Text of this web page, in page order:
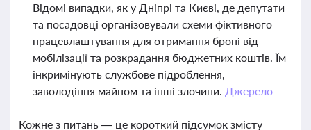
Відомі випадки, як у Дніпрі та Києві, де депутати
та посадовці організовували схеми фіктивного
працевлаштування для отримання броні від
мобілізації та розкрадання бюджетних коштів. Їм
інкримінують службове підроблення,
заволодіння майном та інші злочини. Джерело
Кожне з питань — це короткий підсумок змісту